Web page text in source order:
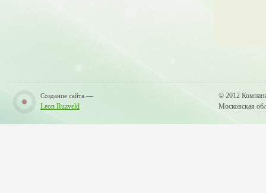
Создание сайта —
Leon Ruzveld
© 2012
Московская